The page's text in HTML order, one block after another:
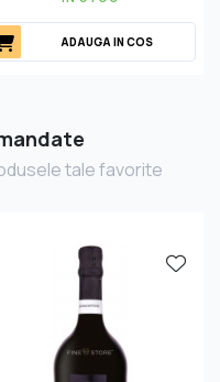
ADAUGA IN COS
tale favorite